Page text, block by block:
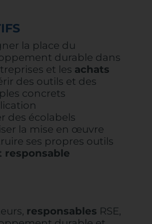
la place du
durable dans
et les achats
des outils et des
concrets
des écolabels
la mise en œuvre
ses propres outils
responsable
responsables RSE,